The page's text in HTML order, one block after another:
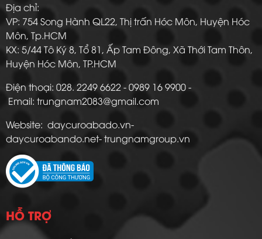
Địa chỉ:
VP: 754 Song Hành QL22, Thị trấn Hóc Môn, Huyện Hóc
Môn, Tp.HCM
KX: 5/44 Tô Ký 8, Tổ 81, Ấp Tam Đông, Xã Thới Tam Thôn,
Huyện Hóc Môn, TP.HCM
Điện thoại: 028. 2249 6622 - 0989 16 9900 -
Email: trungnam2083@gmail.com
Website: daycuroabado.vn-
daycuroabando.net- trungnamgroup.vn
HỖ TRỢ